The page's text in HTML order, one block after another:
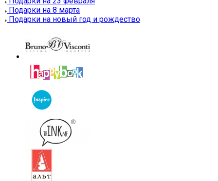
Подарки на 8 марта
Подарки на новый год и рождество